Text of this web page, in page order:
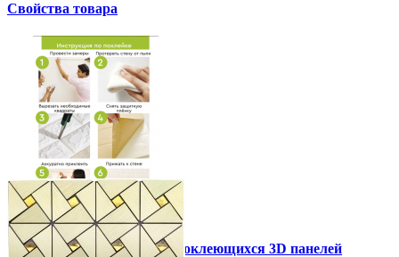
Свойства товара
Инструкция установки самоклеющихся 3D панелей